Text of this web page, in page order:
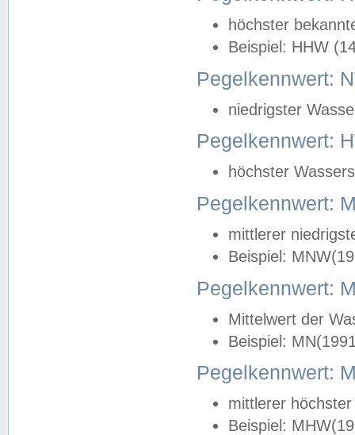
höchster
Beispiel: HHW
Pegelkennwert:
niedrigster
Pegelkennwert:
höchster
Pegelkennwert:
mittlerer
Beispiel:
Pegelkennwert:
Mittelwert der
Beispiel:
Pegelkennwert:
mittlerer
Beispiel: